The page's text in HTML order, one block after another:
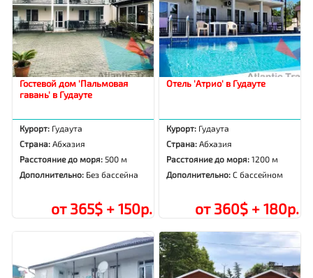
Гостевой дом 'Пальмовая
гавань' в Гудауте
Курорт: Гудаута
Страна:Абхазия
Расстояние до моря: 500 м
Дополнительно: Без бассейна
от 365$ + 150р.
Отель 'Атрио' в Гудауте
Курорт: Гудаута
Страна:Абхазия
Расстояние до моря:1200 м
Дополнительно:С бассейном
от 360$ + 180р.